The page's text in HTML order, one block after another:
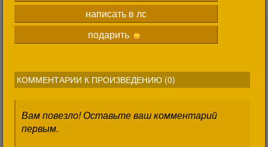
написать в лс
подарить
КОММЕНТАРИИ К ПРОИЗВЕДЕНИЮ (0)
Вам повезло! Оставьте ваш комментарий
первым.